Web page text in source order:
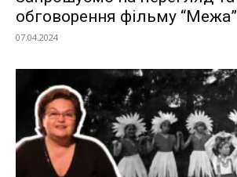
обговорення фільму “Межа”
07.04.2024